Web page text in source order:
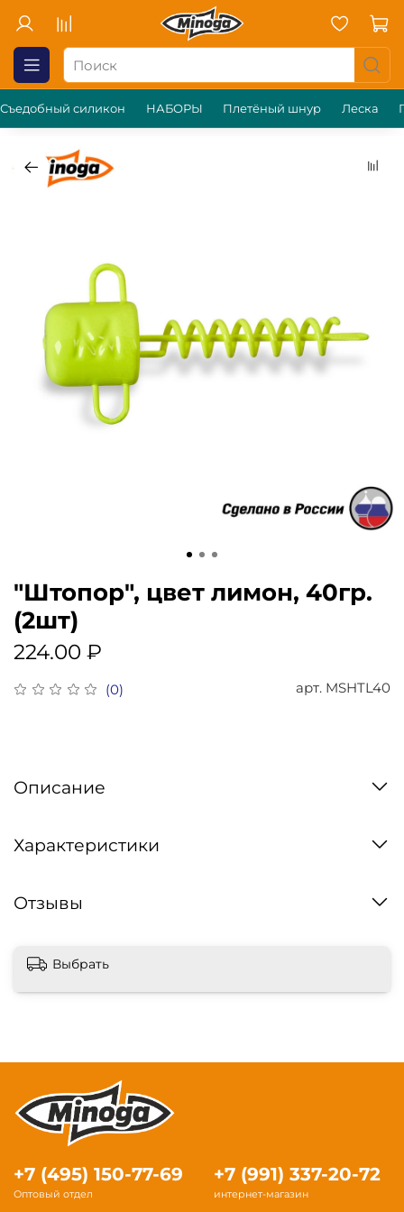
Съедобный силикон НАБОРЫ Плетёный шнур Леска
(0) арт. MSHTL40
"Штопор", цвет лимон, 40гр.
(2шт)
224.00 ₽
Описание
Характеристики
Отзывы
Выбрать
+7 (495) 150-77-69
Оптовый отдел
+7 (991) 337-20-72
интернет-магазин